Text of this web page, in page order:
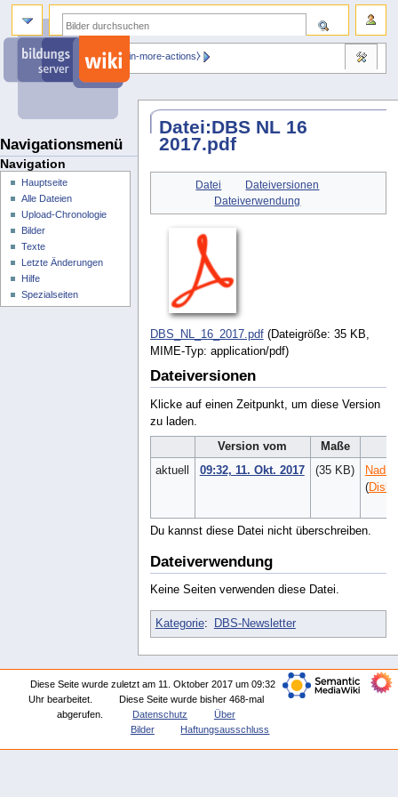
Datei:DBS NL 16
2017.pdf
Datei
Dateiversionen
Dateiverwendung
DBS_NL_16_2017.pdf (Dateigröße: 35 KB,
MIME-Typ: application/pdf)
Dateiversionen
Klicke auf einen Zeitpunkt, um diese Version
zu laden.
Version vom
Maße
aktuell
09:32, 11. Okt. 2017 (35 KB)
Nadia
(
Du kannst diese Datei nicht überschreiben.
Dateiverwendung
Keine Seiten verwenden diese Datei.
Kategorie: DBS-Newsletter
Navigationsmenü
⧼dbsskin-more-actions⧽
Navigation
Hauptseite
Alle Dateien
Upload-Chronologie
Bilder
Texte
Letzte Änderungen
Hilfe
Spezialseiten
Diese Seite wurde zuletzt am 11. Oktober 2017 um 09:32
Uhr bearbeitet.
Diese Seite wurde bisher 468-mal
abgerufen.
Datenschutz
Über
Bilder
Haftungsausschluss